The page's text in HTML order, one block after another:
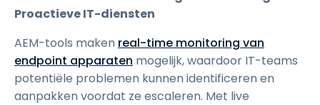
Proactieve IT-diensten
AEM-tools maken real-time monitoring van
endpoint apparaten mogelijk, waardoor IT-teams
potentiële problemen kunnen identificeren en
aanpakken voordat ze escaleren. Met live